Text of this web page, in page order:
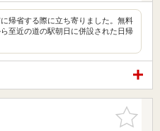
帰省する際に立ち寄りました。無料
至近の道の駅朝日に併設された日帰
お気に入
りに追加